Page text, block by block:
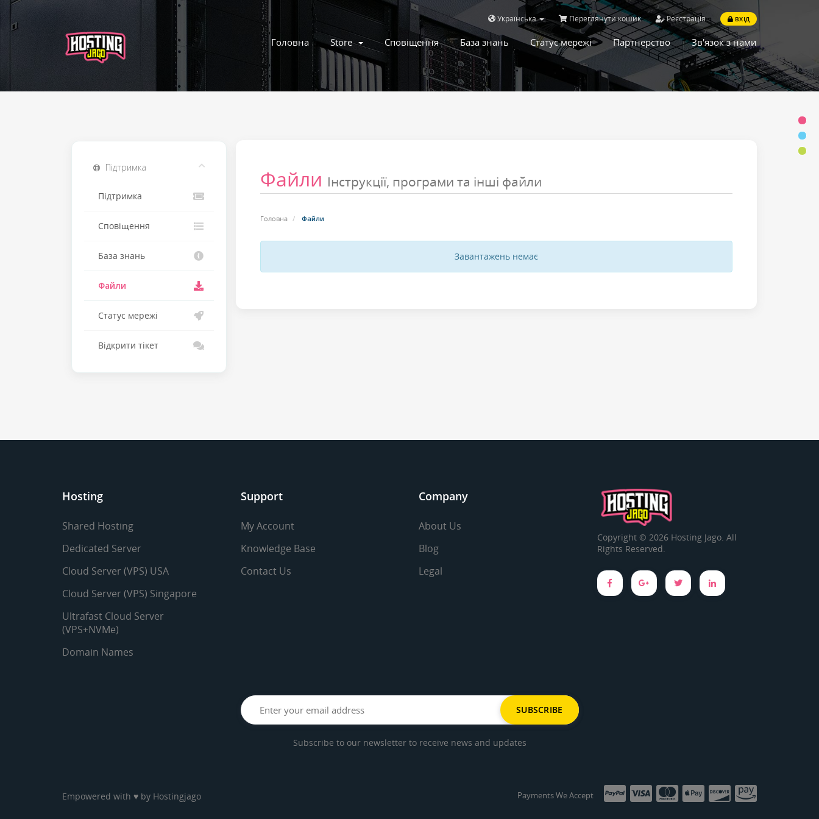
Українська Переглянути кошик Реєстрація ВХІД
Головна Store Сповіщення База знань Статус мережі Партнерство Зв'язок з нами
Файли Інструкції, програми та інші файли
Головна Файли
Завантажень немає
Підтримка
Підтримка
Сповіщення
База знань
Файли
Статус мережі
Відкрити тікет
Hosting
Shared Hosting
Dedicated Server
Cloud Server (VPS) USA
Cloud Server (VPS) Singapore
Ultrafast Cloud Server
(VPS+NVMe)
Domain Names
Support
My Account
Knowledge Base
Contact Us
Company
About Us
Blog
Legal
Copyright © 2026 Hosting Jago. All
Rights Reserved.
Subscribe to our newsletter to receive news and updates
Empowered with ♥ by Hostingjago Payments We Accept